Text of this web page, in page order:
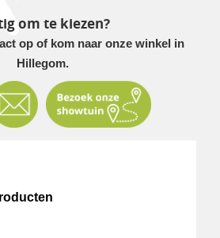
om te kiezen?
op of kom naar onze winkel in
Hillegom.